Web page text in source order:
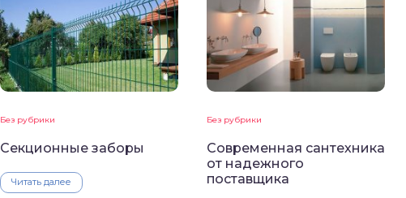
Без рубрики
Секционные заборы
Читать далее
Без рубрики
Современная сантехника
от надежного
поставщика